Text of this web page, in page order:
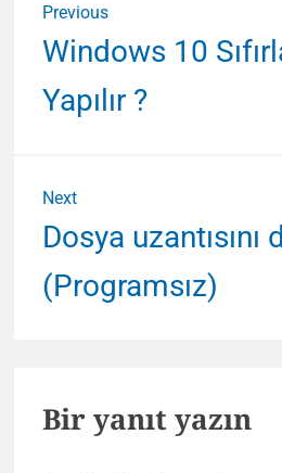
gezinmesi
Previous
Previous
post:
Windows 10
Yapılır ?
Next
Next
post:
Dosya
(Programsız)
Bir yanıt yazın